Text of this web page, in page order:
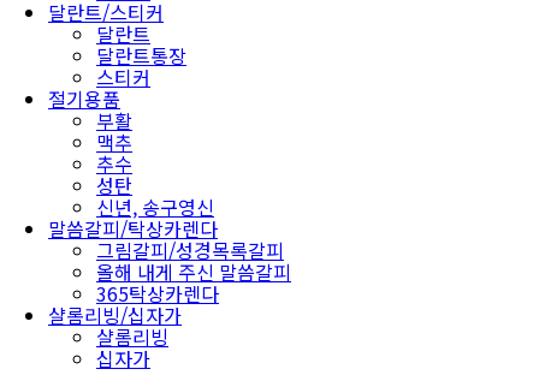
달란트/스티커
달란트
달란트통장
스티커
절기용품
부활
맥추
추수
성탄
신년, 송구영신
말씀갈피/탁상카렌다
그림갈피/성경목록갈피
올해 내게 주신 말씀갈피
365탁상카렌다
샬롬리빙/십자가
샬롬리빙
십자가